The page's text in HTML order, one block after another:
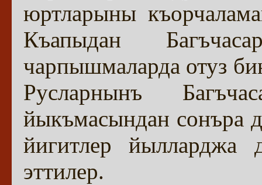
юртларыны
Къапыдан
чарпышмаларда отуз
Русларнынъ
йыкъмасындан сонъра
йигитлер йылларджа
эттилер.